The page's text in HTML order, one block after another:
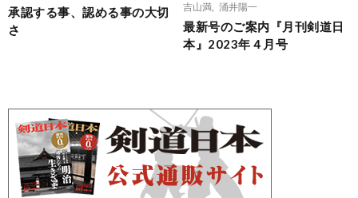
承認する事、認める事の大切
さ
吉山満
涌井陽一
最新号のご案内『月刊剣道日
本』2023年４月号